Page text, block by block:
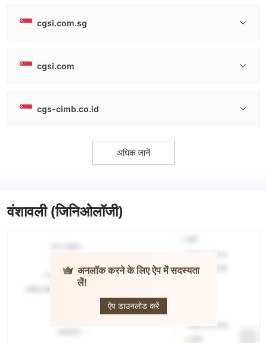
cgsi.com.sg
cgsi.com
cgs-cimb.co.id
अधिक जानें
वंशावली (जिनिओलॉजी)
अनलॉक करने के लिए ऐप में सदस्यता
लें!
ऐप डाउनलोड करें